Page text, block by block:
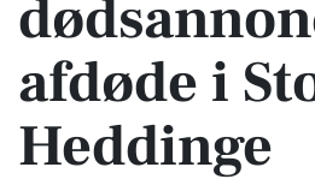
afdøde i
Heddinge